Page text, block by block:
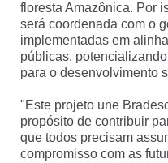
floresta Amazônica. Por
será coordenada com o
implementadas em
públicas,
para o desenvolvimento
"Este projeto une
propósito de contribuir
que todos precisam
compromisso com as